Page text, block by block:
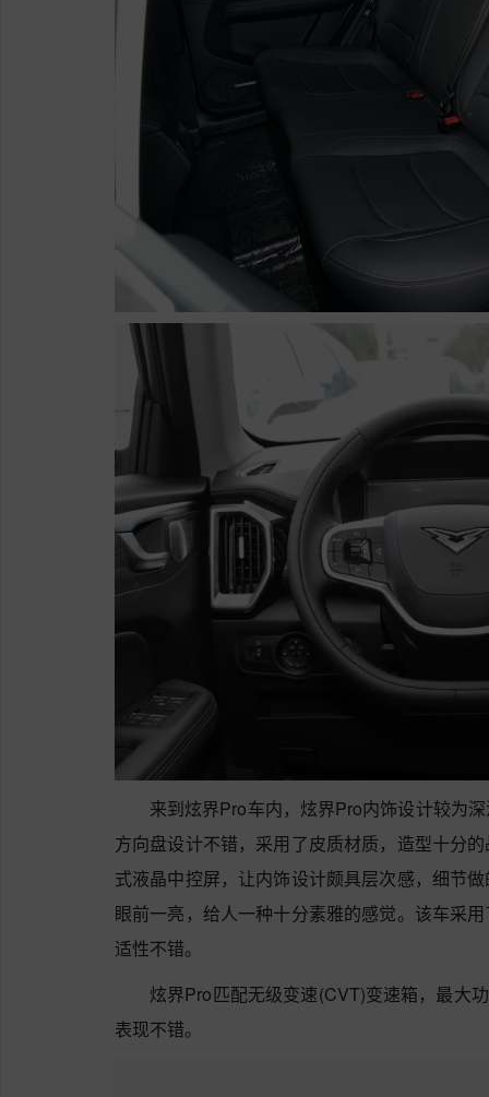
来到炫界Pro车内，炫界Pro内饰设计较为
方向盘设计不错，采用了皮质材质，造型十分
式液晶中控屏，让内饰设计颇具层次感，细节
眼前一亮，给人一种十分素雅的感觉。该车采
适性不错。
炫界Pro匹配无级变速(CVT)变速箱，最大
表现不错。